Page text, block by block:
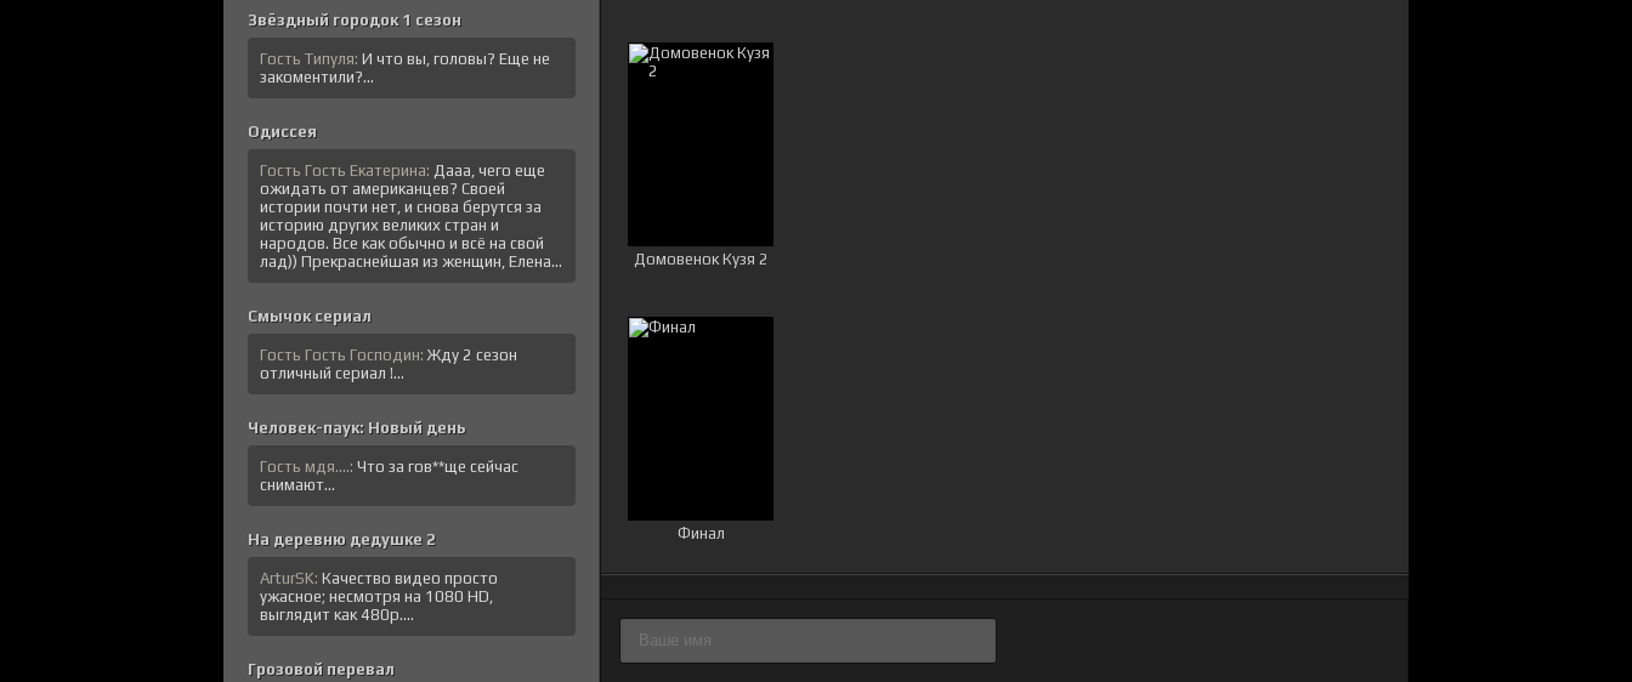
Домовенок Кузя 2
Финал
Звёздный городок 1 сезон
Гость Типуля: И что вы, головы? Еще не
закоментили?...
Одиссея
Гость Гость Екатерина: Дааа, чего еще
ожидать от американцев? Своей
истории почти нет, и снова берутся за
историю других великих стран и
народов. Все как обычно и всё на свой
лад)) Прекраснейшая из женщин, Елена...
Смычок сериал
Гость Гость Господин: Жду 2 сезон
отличный сериал !...
Человек-паук: Новый день
Гость мдя....: Что за гов**ще сейчас
снимают...
На деревню дедушке 2
ArturSK: Качество видео просто
ужасное; несмотря на 1080 HD,
выглядит как 480p....
Грозовой перевал